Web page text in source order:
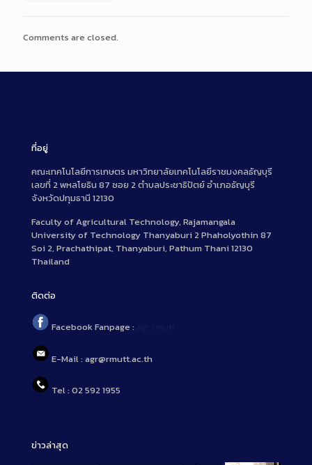
Comments are closed.
ที่อยู่
คณะเทคโนโลยีการเกษตร มหาวิทยาลัยเทคโนโลยีราชมงคลธัญบุรี
เลขที่ 2 พหลโยธิน 87 ซอย 2 ตำบลประชาธิปัตย์ อำเภอธัญบุรี
จังหวัดปทุมธานี 12130
Faculty of Agricultural Technology, Rajamangala
University of Technology Thanyaburi 2 Phaholyothin 87
Soi 2, Prachathipat, Thanyaburi, Pathum Thani 12130
Thailand
ติดต่อ
Facebook Fanpage :
E-Mail : agr@rmutt.ac.th
Tel : 02 592 1955
ข่าวล่าสุด